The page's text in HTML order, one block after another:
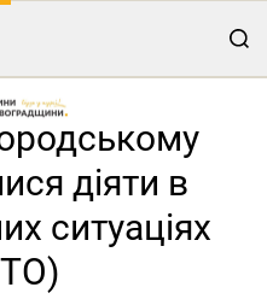
діяти в
ситуаціях